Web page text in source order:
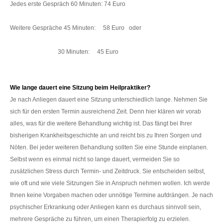
Jedes erste Gespräch 60 Minuten: 74 Euro
Weitere Gespräche 45 Minuten: 58 Euro oder
30 Minuten: 45 Euro
Wie lange dauert eine Sitzung beim Heilpraktiker?
Je nach Anliegen dauert eine Sitzung unterschiedlich lange. Nehmen Sie
sich für den ersten Termin ausreichend Zeit. Denn hier klären wir vorab
alles, was für die weitere Behandlung wichtig ist. Das fängt bei Ihrer
bisherigen Krankheitsgeschichte an und reicht bis zu Ihren Sorgen und
Nöten. Bei jeder weiteren Behandlung sollten Sie eine Stunde einplanen.
Selbst wenn es einmal nicht so lange dauert, vermeiden Sie so
zusätzlichen Stress durch Termin- und Zeitdruck. Sie entscheiden selbst,
wie oft und wie viele Sitzungen Sie in Anspruch nehmen wollen. Ich werde
Ihnen keine Vorgaben machen oder unnötige Termine aufdrängen. Je nach
psychischer Erkrankung oder Anliegen kann es durchaus sinnvoll sein,
mehrere Gespräche zu führen, um einen Therapierfolg zu erzielen.